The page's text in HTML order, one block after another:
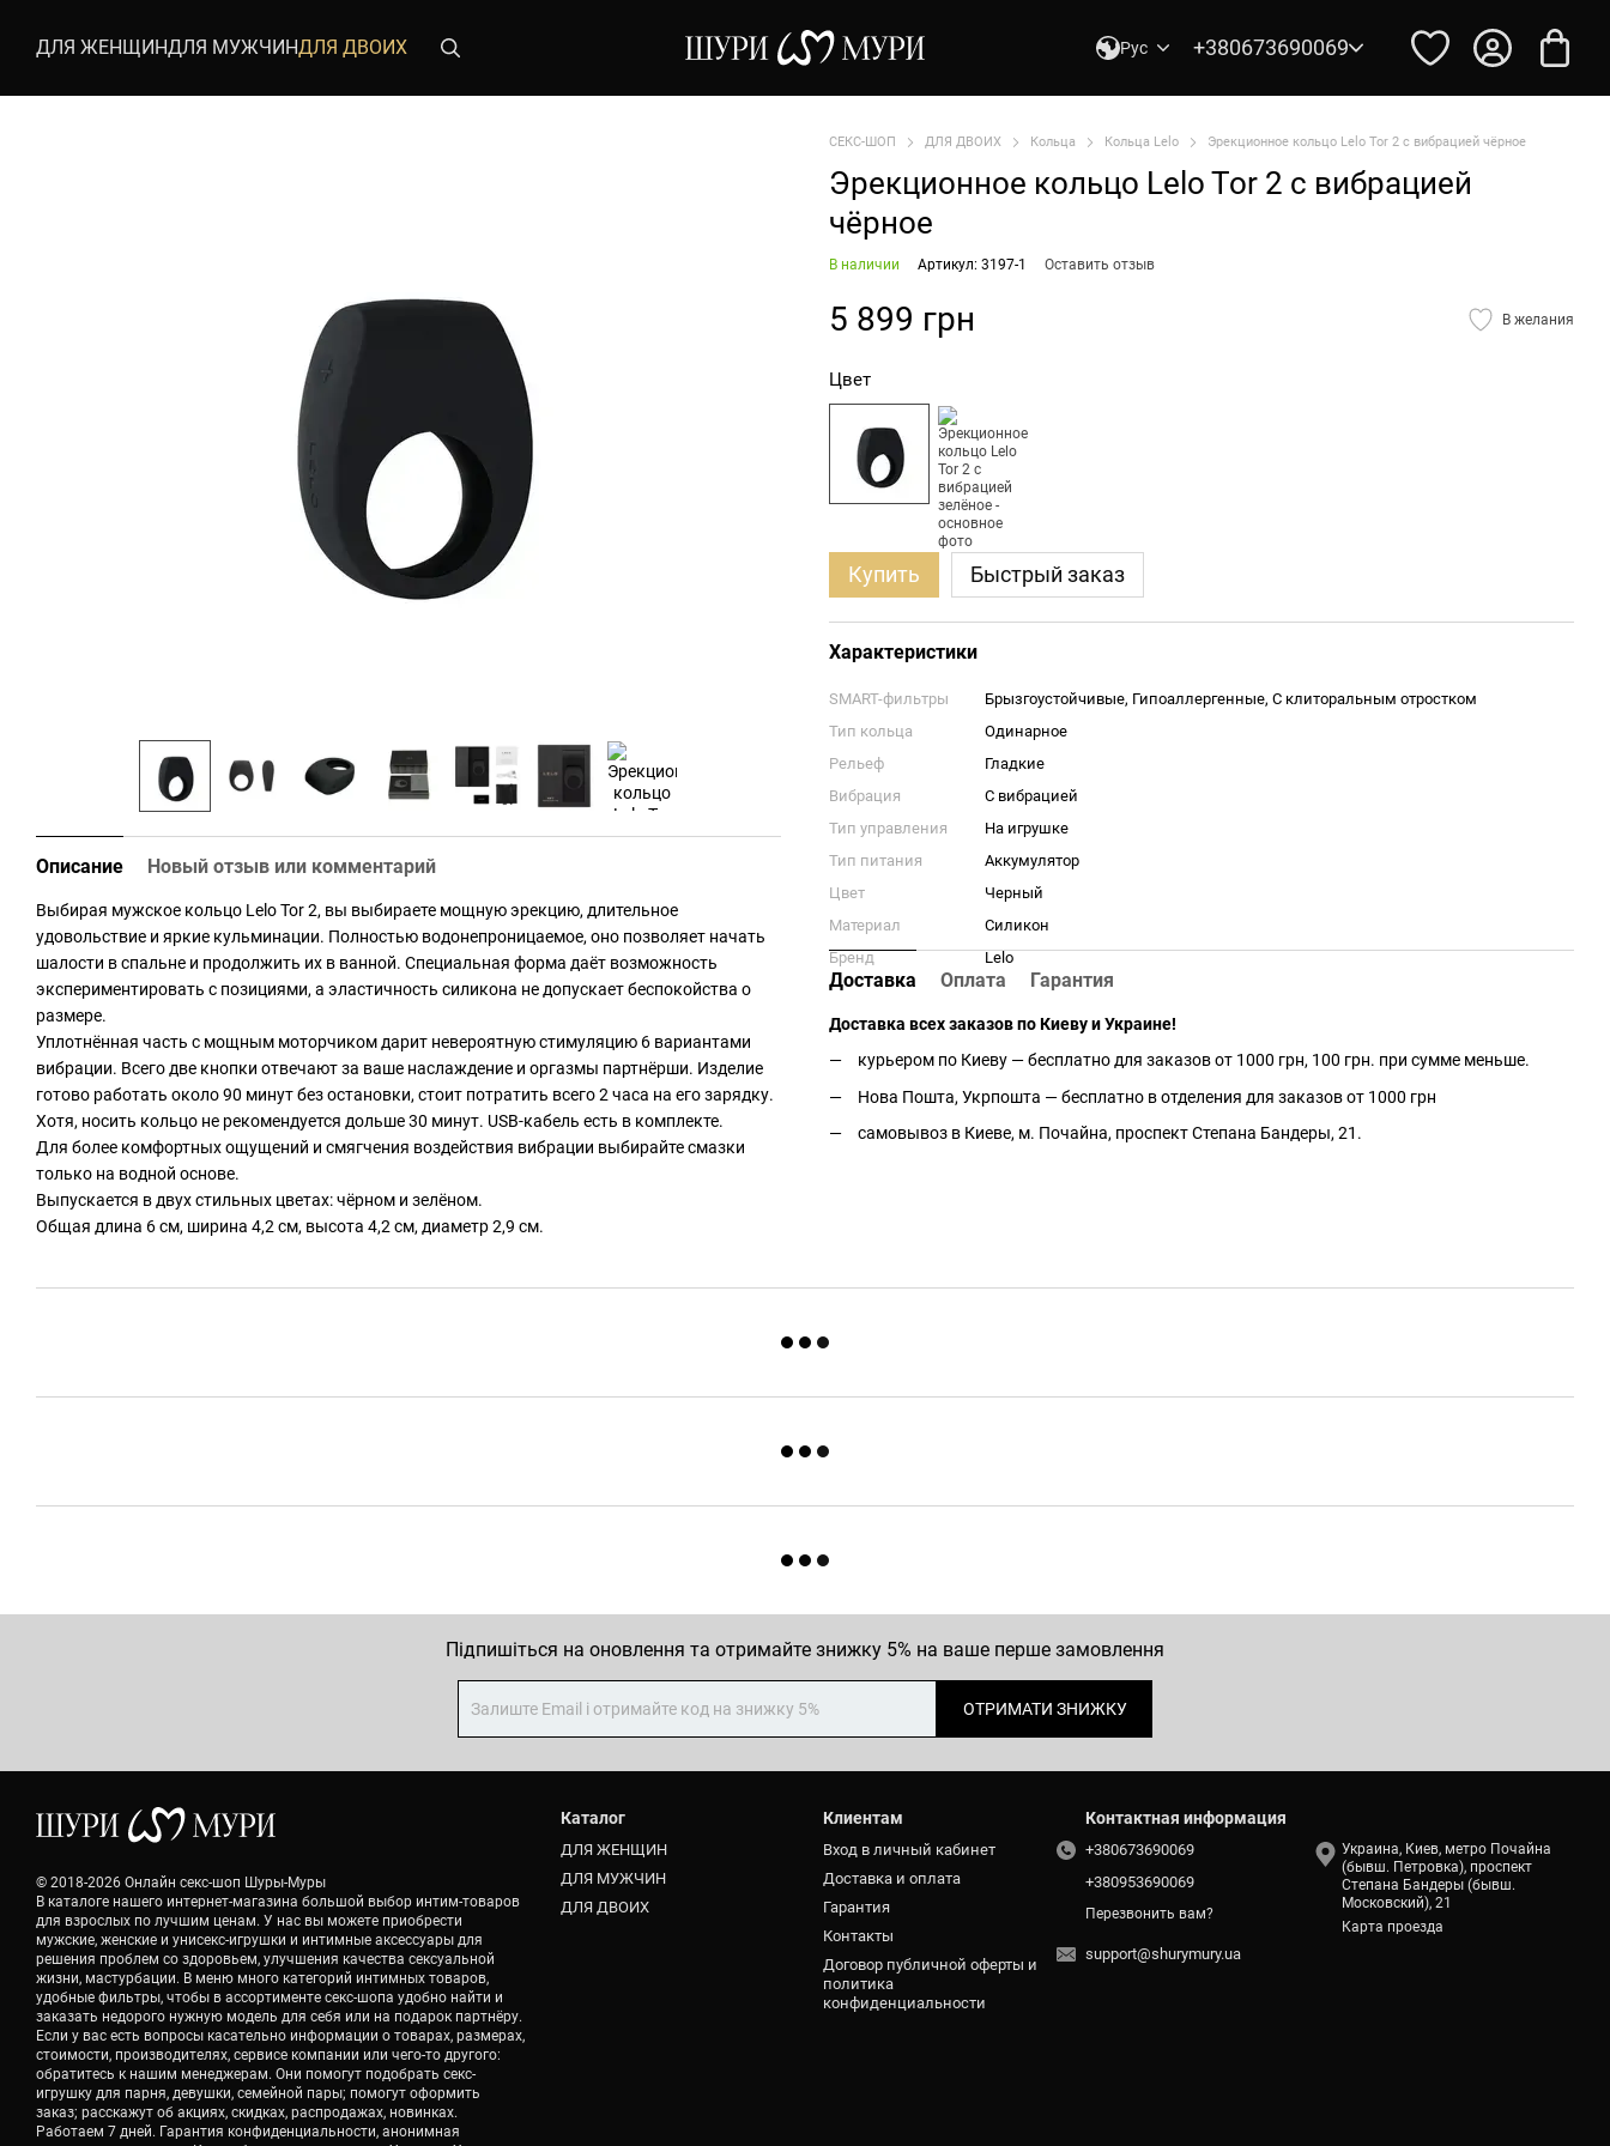
ДЛЯ ЖЕНЩИНДЛЯ МУЖЧИНДЛЯ ДВОИХ Рус +380673690069
Описание Новый отзыв или комментарий
Выбирая мужское кольцо Lelo Tor 2, вы выбираете мощную эрекцию, длительное
удовольствие и яркие кульминации. Полностью водонепроницаемое, оно позволяет начать
шалости в спальне и продолжить их в ванной. Специальная форма даёт возможность
экспериментировать с позициями, а эластичность силикона не допускает беспокойства о
размере.
Уплотнённая часть с мощным моторчиком дарит невероятную стимуляцию 6 вариантами
вибрации. Всего две кнопки отвечают за ваше наслаждение и оргазмы партнёрши. Изделие
готово работать около 90 минут без остановки, стоит потратить всего 2 часа на его зарядку.
Хотя, носить кольцо не рекомендуется дольше 30 минут. USB-кабель есть в комплекте.
Для более комфортных ощущений и смягчения воздействия вибрации выбирайте смазки
только на водной основе.
Выпускается в двух стильных цветах: чёрном и зелёном.
Общая длина 6 см, ширина 4,2 см, высота 4,2 см, диаметр 2,9 см.
СЕКС-ШОП ДЛЯ ДВОИХ Кольца Кольца Lelo Эрекционное кольцо Lelo Tor 2 с вибрацией чёрное
Эрекционное кольцо Lelo Tor 2 с вибрацией
чёрное
В наличии Артикул: 3197-1 Оставить отзыв
5 899 грн В желания
Цвет
Купить Быстрый заказ
Характеристики
SMART-фильтры
Брызгоустойчивые, Гипоаллергенные, С клиторальным отростком
Тип кольца
Одинарное
Рельеф
Гладкие
Вибрация
С вибрацией
Тип управления
На игрушке
Тип питания
Аккумулятор
Цвет
Черный
Материал
Силикон
Бренд
Lelo
Доставка Оплата Гарантия
Доставка всех заказов по Киеву и Украине!
курьером по Киеву — бесплатно для заказов от 1000 грн, 100 грн. при сумме меньше.
Нова Пошта, Укрпошта — бесплатно в отделения для заказов от 1000 грн
самовывоз в Киеве, м. Почайна, проспект Степана Бандеры, 21.
Підпишіться на оновлення та отримайте знижку 5% на ваше перше замовлення
ОТРИМАТИ ЗНИЖКУ
© 2018-2026 Онлайн секс-шоп Шуры-Муры
В каталоге нашего интернет-магазина большой выбор интим-товаров
для взрослых по лучшим ценам. У нас вы можете приобрести
мужские, женские и унисекс-игрушки и интимные аксессуары для
решения проблем со здоровьем, улучшения качества сексуальной
жизни, мастурбации. В меню много категорий интимных товаров,
удобные фильтры, чтобы в ассортименте секс-шопа удобно найти и
заказать недорого нужную модель для себя или на подарок партнёру.
Если у вас есть вопросы касательно информации о товарах, размерах,
стоимости, производителях, сервисе компании или чего-то другого:
обратитесь к нашим менеджерам. Они помогут подобрать секс-
игрушку для парня, девушки, семейной пары; помогут оформить
заказ; расскажут об акциях, скидках, распродажах, новинках.
Работаем 7 дней. Гарантия конфиденциальности, анонимная
Каталог
ДЛЯ ЖЕНЩИН
ДЛЯ МУЖЧИН
ДЛЯ ДВОИХ
Клиентам
Вход в личный кабинет
Доставка и оплата
Гарантия
Контакты
Договор публичной оферты и
политика
конфиденциальности
Контактная информация
+380673690069
+380953690069
Перезвонить вам?
support@shurymury.ua
Украина, Киев, метро Почайна
(бывш. Петровка), проспект
Степана Бандеры (бывш.
Московский), 21
Карта проезда